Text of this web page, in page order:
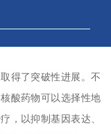
得了突破性进展。不
酸药物可以选择性地
，以抑制基因表达、